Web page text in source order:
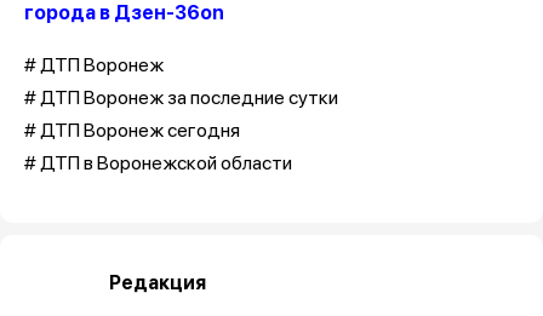
города в Дзен-36on
# ДТП Воронеж
# ДТП Воронеж за последние сутки
# ДТП Воронеж сегодня
# ДТП в Воронежской области
Редакция